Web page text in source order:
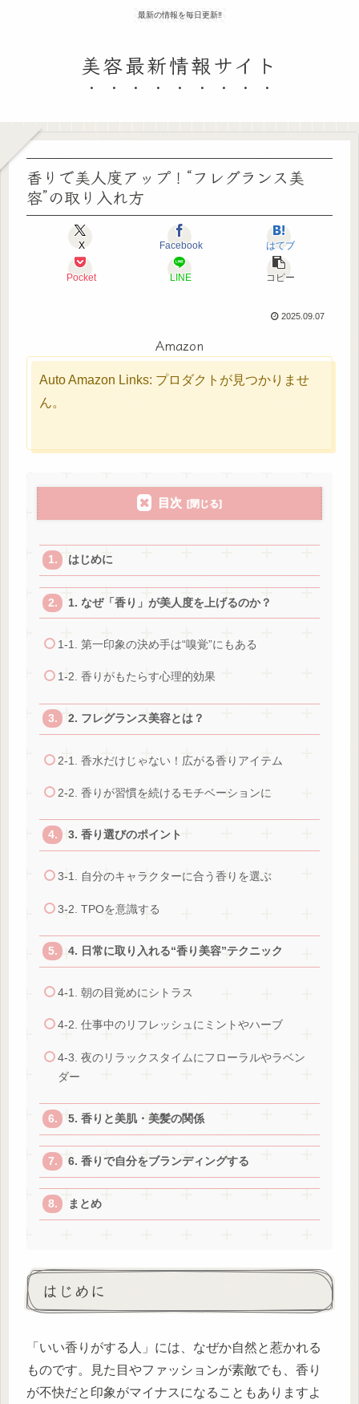
最新の情報を毎日更新‼
美容最新情報サイト
香りで美人度アップ！“フレグランス美
容”の取り入れ方
X Facebook はてブ
Pocket LINE コピー
2025.09.07
Amazon
Auto Amazon Links: プロダクトが見つかりませ
ん。
目次
はじめに
1. なぜ「香り」が美人度を上げるのか？
1-1. 第一印象の決め手は“嗅覚”にもある
1-2. 香りがもたらす心理的効果
2. フレグランス美容とは？
2-1. 香水だけじゃない！広がる香りアイテム
2-2. 香りが習慣を続けるモチベーションに
3. 香り選びのポイント
3-1. 自分のキャラクターに合う香りを選ぶ
3-2. TPOを意識する
4. 日常に取り入れる“香り美容”テクニック
4-1. 朝の目覚めにシトラス
4-2. 仕事中のリフレッシュにミントやハーブ
4-3. 夜のリラックスタイムにフローラルやラベン
ダー
5. 香りと美肌・美髪の関係
6. 香りで自分をブランディングする
まとめ
はじめに
「いい香りがする人」には、なぜか自然と惹かれる
ものです。見た目やファッションが素敵でも、香り
が不快だと印象がマイナスになることもありますよ